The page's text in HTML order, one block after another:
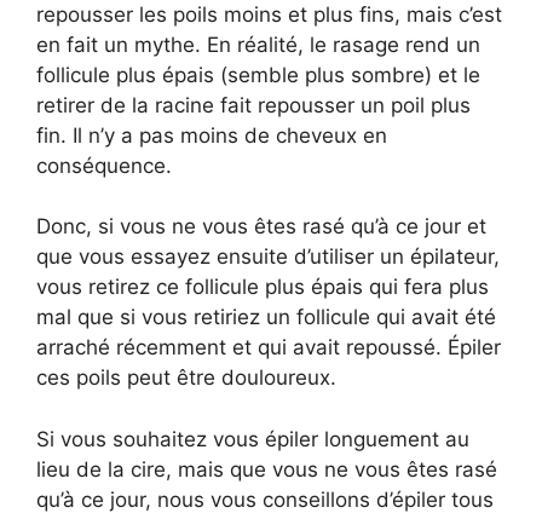
repousser les poils moins et plus fins, mais c’est
en fait un mythe. En réalité, le rasage rend un
follicule plus épais (semble plus sombre) et le
retirer de la racine fait repousser un poil plus
fin. Il n’y a pas moins de cheveux en
conséquence.
Donc, si vous ne vous êtes rasé qu’à ce jour et
que vous essayez ensuite d’utiliser un épilateur,
vous retirez ce follicule plus épais qui fera plus
mal que si vous retiriez un follicule qui avait été
arraché récemment et qui avait repoussé. Épiler
ces poils peut être douloureux.
Si vous souhaitez vous épiler longuement au
lieu de la cire, mais que vous ne vous êtes rasé
qu’à ce jour, nous vous conseillons d’épiler tous